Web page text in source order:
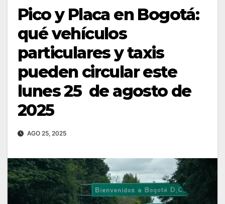
Pico y Placa en Bogotá:
qué vehículos
particulares y taxis
pueden circular este
lunes 25 de agosto de
2025
AGO 25, 2025